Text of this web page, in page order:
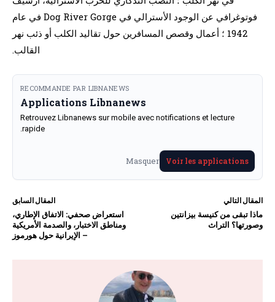
فوتوغرافي عن الوجود الأسترالي في Dog River Gorge في عام
1942 ؛ أعمال وقصص المسافرين حول تقاليد الكلب أو ذئب نهر
القالب.
RECOMMANDE PAR LIBNANEWS
Applications Libnanews
Retrouvez Libnanews sur mobile avec notifications et lecture
rapide.
Voir les applications
Masquer
المقال السابق
استعراض صحفي: الاتفاق الإطاري،
ومناطق الاختبار، والصدمة الأمريكية
– الإيرانية حول هورموز
المقال التالي
ماذا تبقى من كنيسة بيزانتين
وصورتها؟ التراث